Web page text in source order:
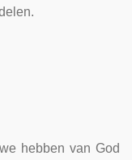
hebben van God